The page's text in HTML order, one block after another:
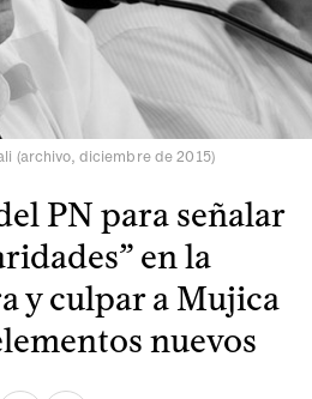
(archivo, diciembre de 2015)
PN para señalar
en la
y culpar a Mujica
nuevos